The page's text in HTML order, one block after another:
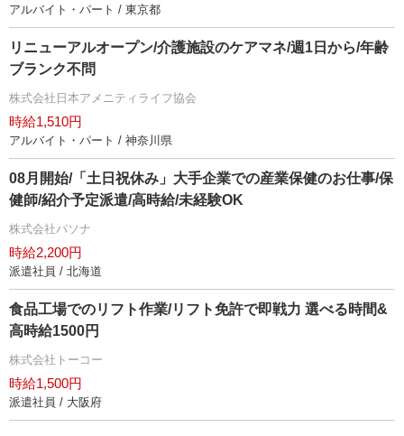
アルバイト・パート / 東京都
リニューアルオープン/介護施設のケアマネ/週1日から/年齢
ブランク不問
株式会社日本アメニティライフ協会
時給1,510円
アルバイト・パート / 神奈川県
08月開始/「土日祝休み」大手企業での産業保健のお仕事/保
健師/紹介予定派遣/高時給/未経験OK
株式会社パソナ
時給2,200円
派遣社員 / 北海道
食品工場でのリフト作業/リフト免許で即戦力 選べる時間&
高時給1500円
株式会社トーコー
時給1,500円
派遣社員 / 大阪府